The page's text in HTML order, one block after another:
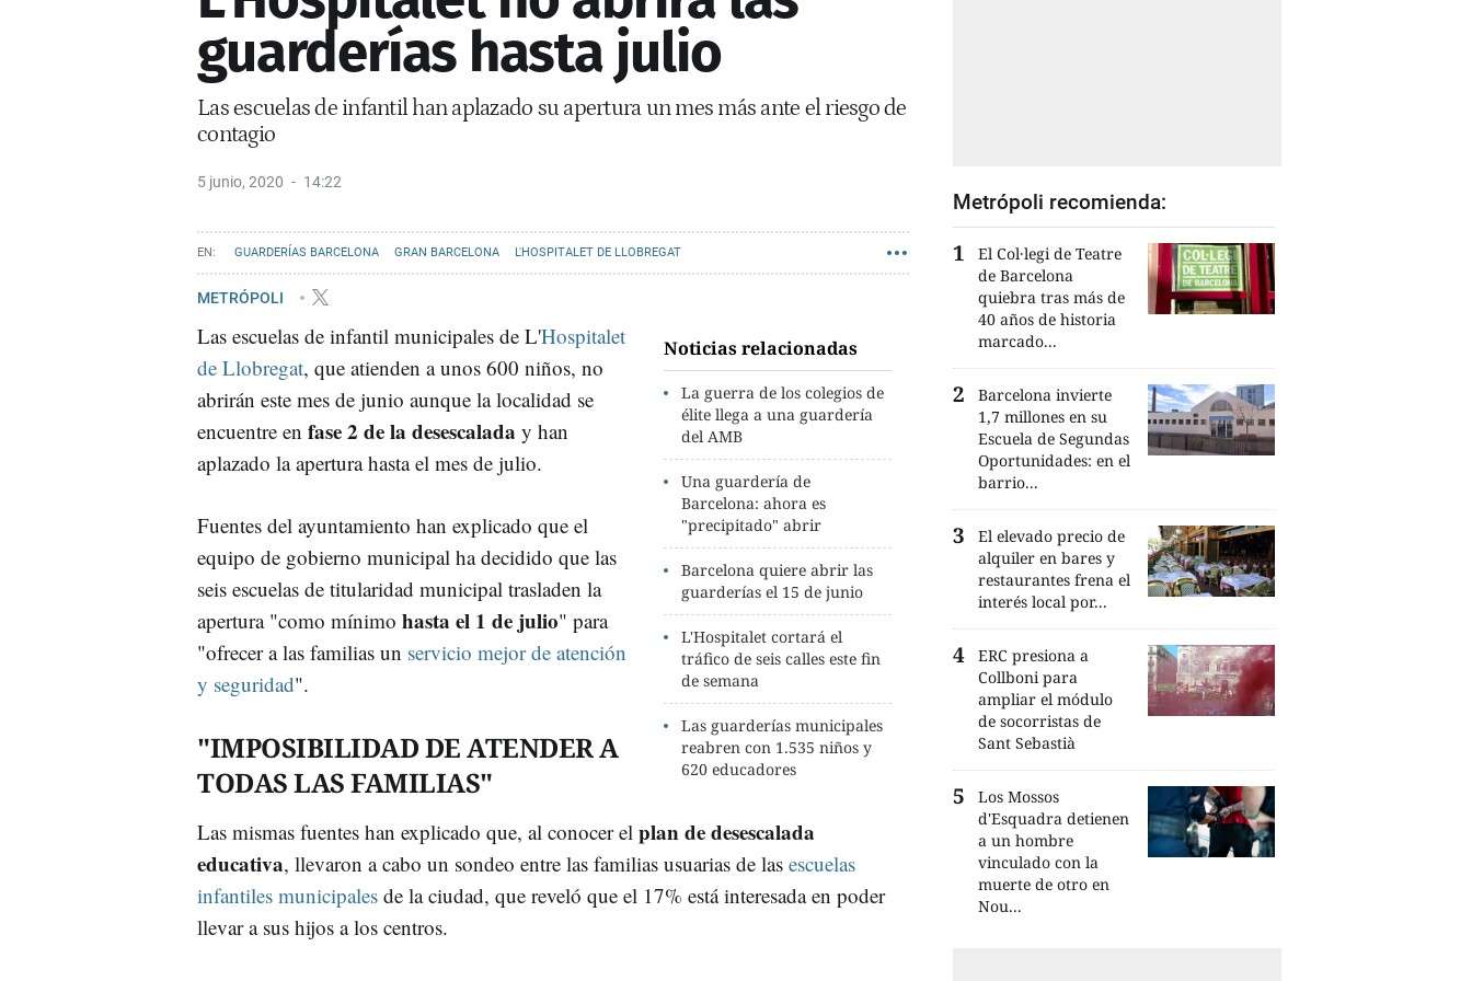
guarderías hasta julio
Las escuelas de infantil han aplazado su apertura un mes más ante el riesgo de
contagio
5 junio, 2020 14:22
GUARDERÍAS BARCELONA GRAN BARCELONA L'HOSPITALET DE LLOBREGAT
METRÓPOLI
Noticias relacionadas
La guerra de los colegios de
élite llega a una guardería
del AMB
Una guardería de
Barcelona: ahora es
"precipitado" abrir
Barcelona quiere abrir las
guarderías el 15 de junio
L'Hospitalet cortará el
tráfico de seis calles este fin
de semana
Las guarderías municipales
reabren con 1.535 niños y
620 educadores
Las escuelas de infantil municipales de L'Hospitalet
de Llobregat, que atienden a unos 600 niños, no
abrirán este mes de junio aunque la localidad se
encuentre en fase 2 de la desescalada y han
aplazado la apertura hasta el mes de julio.
Fuentes del ayuntamiento han explicado que el
equipo de gobierno municipal ha decidido que las
seis escuelas de titularidad municipal trasladen la
apertura "como mínimo hasta el 1 de julio" para
"ofrecer a las familias un servicio mejor de atención
y seguridad".
"IMPOSIBILIDAD DE ATENDER A
TODAS LAS FAMILIAS"
Las mismas fuentes han explicado que, al conocer el plan de desescalada
educativa, llevaron a cabo un sondeo entre las familias usuarias de las escuelas
infantiles municipales de la ciudad, que reveló que el 17% está interesada en poder
llevar a sus hijos a los centros.
Metrópoli recomienda:
El Col·legi de Teatre
de Barcelona
quiebra tras más de
40 años de historia
marcado...
Barcelona invierte
1,7 millones en su
Escuela de Segundas
Oportunidades: en el
barrio...
El elevado precio de
alquiler en bares y
restaurantes frena el
interés local por...
ERC presiona a
Collboni para
ampliar el módulo
de socorristas de
Sant Sebastià
Los Mossos
d'Esquadra detienen
a un hombre
vinculado con la
muerte de otro en
Nou...